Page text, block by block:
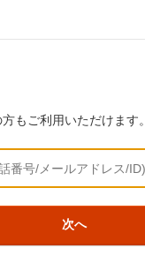
もご利用いただけます。
次へ